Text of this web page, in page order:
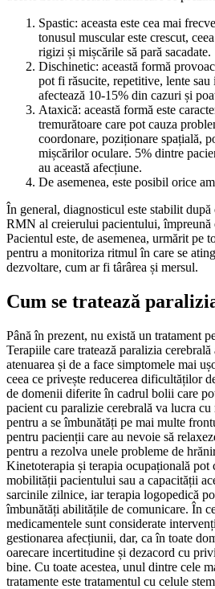
Spastic: aceasta este cea mai frecvent întâlnită formă, în care
tonusul muscular este crescut,
rigizi și mișcările să pară sacadate.
Dischinetic: această formă provoacă mișcări involuntare care
pot fi răsucite, repetitive, lente
afectează 10-15% din cazuri și
Ataxică: această formă este caracterizată de mișcări
tremurătoare care pot cauza
coordonare, poziționare spațială,
mișcărilor oculare. 5% dintre
au această afecțiune.
De asemenea, este posibil orice
În general, diagnosticul este stabilit
RMN al creierului pacientului, împreună
Pacientul este, de asemenea, urmărit pe
pentru a monitoriza ritmul în care se
dezvoltare, cum ar fi târârea și mersul.
Cum se tratează
Până în prezent, nu există un tratament
Terapiile care tratează paralizia
atenuarea și de a face simptomele mai
ceea ce privește reducerea dificultăților
de domenii diferite în cadrul bolii care
pacient cu paralizie cerebrală va lucra
pentru a se îmbunătăți pe mai multe
pentru pacienții care au nevoie să
pentru a rezolva unele probleme de
Kinetoterapia și terapia ocupațională pot
mobilității pacientului sau a capacității
sarcinile zilnice, iar terapia logopedică
îmbunătăți abilitățile de comunicare. În
medicamentele sunt considerate
gestionarea afecțiunii, dar, ca în toate
oarecare incertitudine și dezacord cu
bine. Cu toate acestea, unul dintre cele
tratamente este tratamentul cu celule